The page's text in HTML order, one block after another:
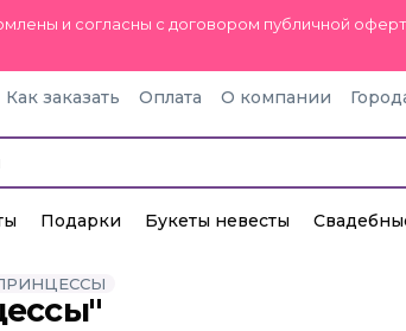
и согласны с договором публичной
Как заказать Оплата О компании
Подарки Букеты невесты